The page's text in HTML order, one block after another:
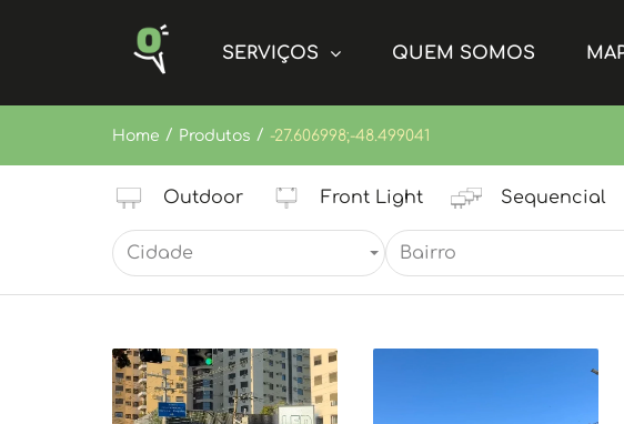
SERVIÇOS QUEM SOMOS
Home / Produtos / -27.606998;-48.499041
Outdoor Front Light Sequencial
Cidade Bairro